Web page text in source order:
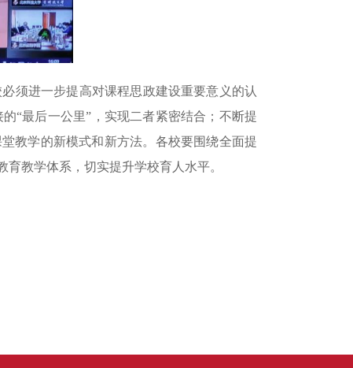
须进一步提高对课程思政建设重要意义的认
“最后一公里”，实现二者紧密结合；不断提
教学的新模式和新方法。各校要围绕全面提
教学体系，切实提升学校育人水平。